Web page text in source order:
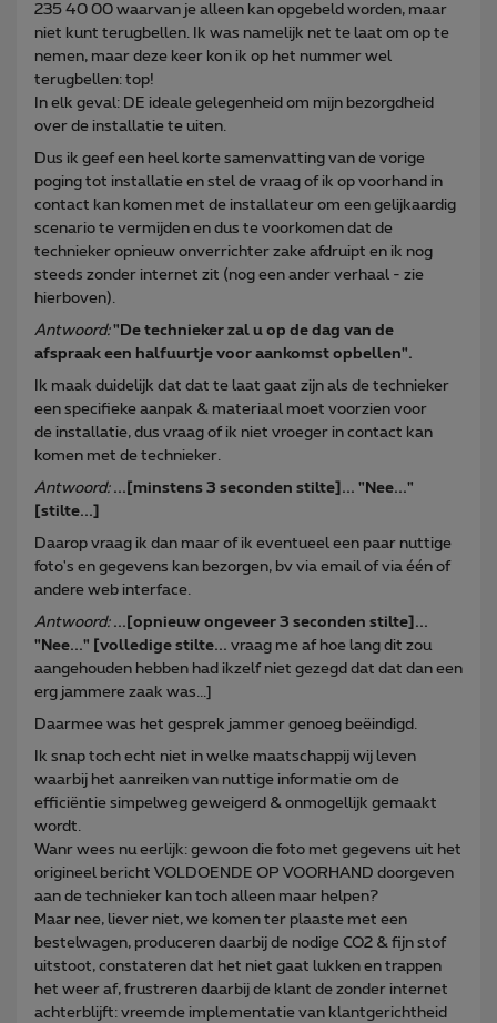
235 40 00 waarvan je alleen kan opgebeld worden, maar
niet kunt terugbellen. Ik was namelijk net te laat om op te
nemen, maar deze keer kon ik op het nummer wel
terugbellen: top!
In elk geval: DE ideale gelegenheid om mijn bezorgdheid
over de installatie te uiten.
Dus ik geef een heel korte samenvatting van de vorige
poging tot installatie en stel de vraag of ik op voorhand in
contact kan komen met de installateur om een gelijkaardig
scenario te vermijden en dus te voorkomen dat de
technieker opnieuw onverrichter zake afdruipt en ik nog
steeds zonder internet zit (nog een ander verhaal - zie
hierboven).
Antwoord: "De technieker zal u op de dag van de
afspraak een halfuurtje voor aankomst opbellen".
Ik maak duidelijk dat dat te laat gaat zijn als de technieker
een specifieke aanpak & materiaal moet voorzien voor
de installatie, dus vraag of ik niet vroeger in contact kan
komen met de technieker.
Antwoord: ...[minstens 3 seconden stilte]... "Nee..."
[stilte...]
Daarop vraag ik dan maar of ik eventueel een paar nuttige
foto's en gegevens kan bezorgen, bv via email of via één of
andere web interface.
Antwoord: ...[opnieuw ongeveer 3 seconden stilte]...
"Nee..." [volledige stilte... vraag me af hoe lang dit zou
aangehouden hebben had ikzelf niet gezegd dat dat dan een
erg jammere zaak was...]
Daarmee was het gesprek jammer genoeg beëindigd.
Ik snap toch echt niet in welke maatschappij wij leven
waarbij het aanreiken van nuttige informatie om de
efficiëntie simpelweg geweigerd & onmogellijk gemaakt
wordt.
Wanr wees nu eerlijk: gewoon die foto met gegevens uit het
origineel bericht VOLDOENDE OP VOORHAND doorgeven
aan de technieker kan toch alleen maar helpen?
Maar nee, liever niet, we komen ter plaaste met een
bestelwagen, produceren daarbij de nodige CO2 & fijn stof
uitstoot, constateren dat het niet gaat lukken en trappen
het weer af, frustreren daarbij de klant de zonder internet
achterblijft: vreemde implementatie van klantgerichtheid